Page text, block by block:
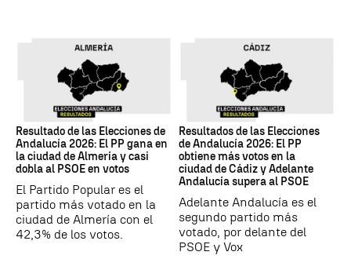
Resultado de las Elecciones de
Andalucía 2026: El PP gana en
la ciudad de Almería y casi
dobla al PSOE en votos
El Partido Popular es el
partido más votado en la
ciudad de Almería con el
42,3% de los votos.
Resultados de las Elecciones
de Andalucía 2026: El PP
obtiene más votos en la
ciudad de Cádiz y Adelante
Andalucía supera al PSOE
Adelante Andalucía es el
segundo partido más
votado, por delante del
PSOE y Vox